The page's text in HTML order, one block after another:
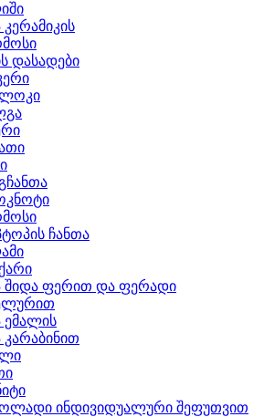
კერამიკის
დასადები
ჩანთა
შიდა ფერით და ფერადი
ემალის
კარაბინით
ინდივიდუალური შეფუთვით